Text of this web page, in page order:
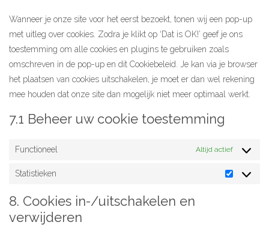
diversen
Wanneer je onze site voor het eerst bezoekt, tonen wij een pop-up
met uitleg over cookies. Zodra je klikt op ‘Dat is OK!’ geef je ons
toestemming om alle cookies en plugins te gebruiken zoals
omschreven in de pop-up en dit Cookiebeleid. Je kan via je browser
het plaatsen van cookies uitschakelen, je moet er dan wel rekening
mee houden dat onze site dan mogelijk niet meer optimaal werkt.
7.1 Beheer uw cookie toestemming
Functioneel Altijd actief
Statistieken
8. Cookies in-/uitschakelen en
verwijderen